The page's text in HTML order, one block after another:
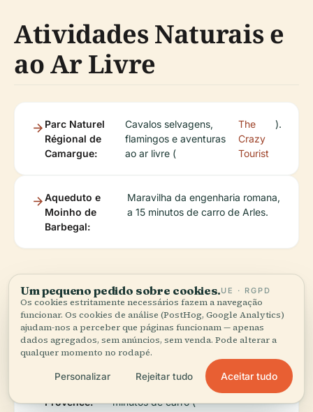
Atividades Naturais e
ao Ar Livre
Parc Naturel
Régional de
Camargue:
Cavalos selvagens,
flamingos e aventuras
ao ar livre (
The
Crazy
Tourist
).
Aqueduto e
Moinho de
Barbegal:
Maravilha da engenharia romana,
a 15 minutos de carro de Arles.
Aldeias e Viagens de
Um Dia
Provence:
Aldeia medieval, a 30
minutos de carro (
Um pequeno pedido sobre cookies.UE · RGPD
Os cookies estritamente necessários fazem a navegação
funcionar. Os cookies de análise (PostHog, Google Analytics)
ajudam-nos a perceber que páginas funcionam — apenas
dados agregados, sem anúncios, sem venda. Pode alterar a
qualquer momento no rodapé.
Personalizar Rejeitar tudo Aceitar tudo